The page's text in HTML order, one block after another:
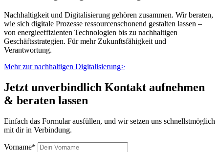
Nachhaltigkeit und Digitalisierung gehören zusammen. Wir beraten,
wie sich digitale Prozesse ressourcenschonend gestalten lassen –
von energieeffizienten Technologien bis zu nachhaltigen
Geschäftsstrategien. Für mehr Zukunftsfähigkeit und
Verantwortung.
Mehr zur nachhaltigen Digitalisierung>
Jetzt unverbindlich Kontakt aufnehmen
& beraten lassen
Einfach das Formular ausfüllen, und wir setzen uns schnellstmöglich
mit dir in Verbindung.
Vorname*